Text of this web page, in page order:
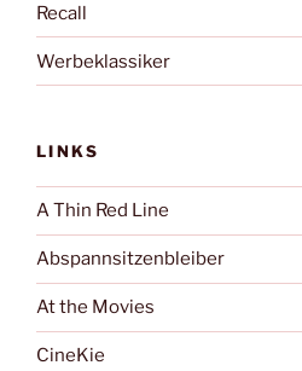
Recall
Werbeklassiker
LINKS
A Thin Red Line
Abspannsitzenbleiber
At the Movies
CineKie